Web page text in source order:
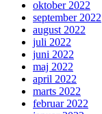
oktober 2022
september 2022
august 2022
juli 2022
juni 2022
maj 2022
april 2022
marts 2022
februar 2022